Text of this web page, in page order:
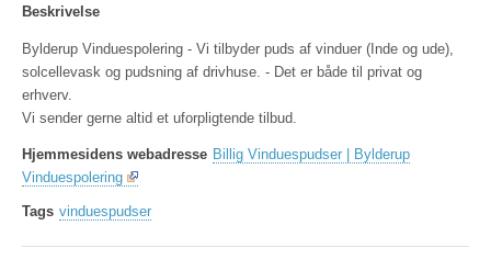
Beskrivelse
Bylderup Vinduespolering - Vi tilbyder puds af vinduer (Inde og ude),
solcellevask og pudsning af drivhuse. - Det er både til privat og
erhverv.
Vi sender gerne altid et uforpligtende tilbud.
Hjemmesidens webadresse Billig Vinduespudser | Bylderup
Vinduespolering
Tags vinduespudser